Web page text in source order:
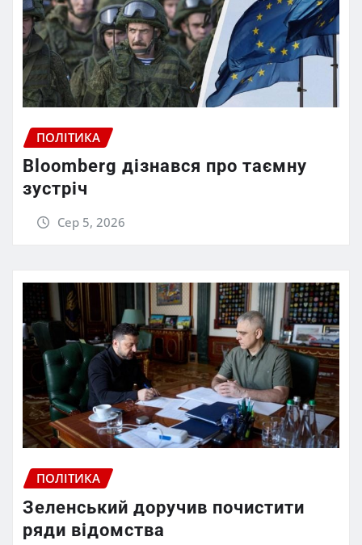
ПОЛІТИКА
Bloomberg дізнався про таємну
зустріч
Сер 5, 2026
ПОЛІТИКА
Зеленський доручив почистити
ряди відомства